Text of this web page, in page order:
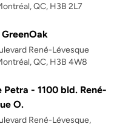
QC, H3B 2L7
René-Lévesque
QC, H3B 4W8
Petra - 1100 bld. René-
O.
René-Lévesque,